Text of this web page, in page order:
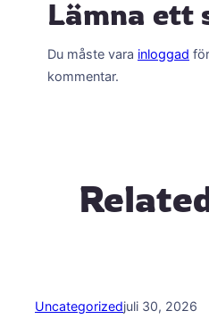
Lämna ett
Du måste vara inloggad
kommentar.
Uncategorizedjuli 30, 2026